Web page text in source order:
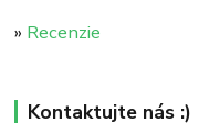
» Recenzie
Kontaktujte nás :)